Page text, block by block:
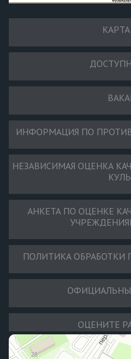
ИНФОРМАЦИЯ ПО
НЕЗАВИСИМАЯ ОЦЕНКА
АНКЕТА ПО ОЦЕНКЕ
ПОЛИТИКА
ОЦЕНИТЕ